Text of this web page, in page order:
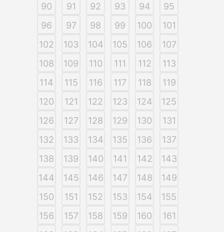
90
91 92 93 94
95
96
97 98 99 100
101
102
103 104 105 106
107
108
109 110 111 112
113
114
115 116 117 118
119
120
121 122 123 124
125
126
127 128 129 130
131
132
133 134 135 136
137
138
139 140 141 142
143
144
145 146 147 148
149
150
151 152 153 154
155
156
157 158 159 160
161